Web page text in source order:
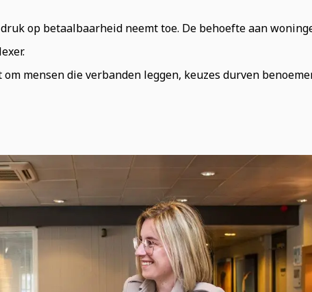
op betaalbaarheid neemt toe. De behoefte aan
mensen die verbanden leggen, keuzes durven